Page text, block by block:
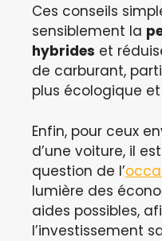
Ces conseils
sensiblement la
hybrides et
de carburant,
plus écologique
Enfin, pour ceux
d’une voiture, il
question de l’
lumière des
aides possibles,
l’investissement